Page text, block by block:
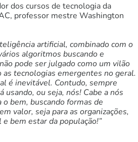
dos cursos de tecnologia da
professor mestre Washington
artificial, combinado com o
algoritmos buscando e
pode ser julgado como um vilão
as tecnologias emergentes no geral.
é inevitável. Contudo, sempre
usando, ou seja, nós! Cabe a nós
bem, buscando formas de
valor, seja para as organizações,
bem estar da população!”